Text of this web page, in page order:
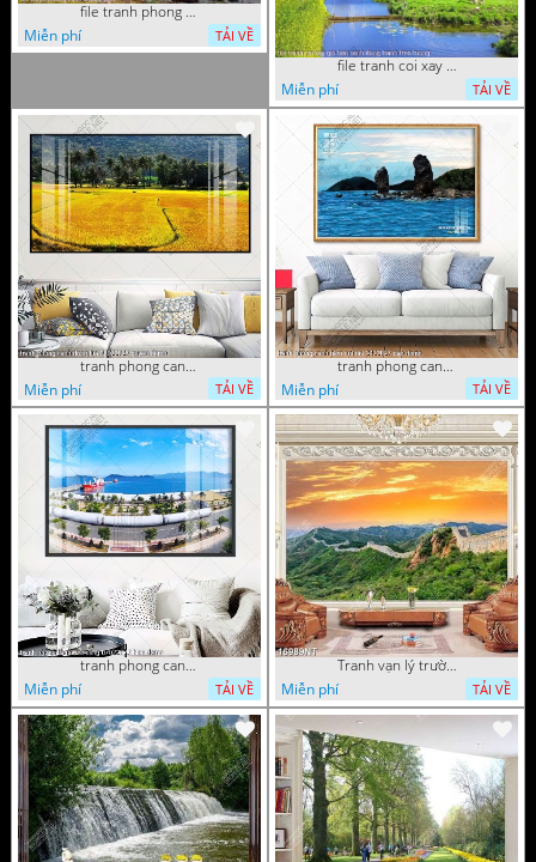
file tranh phong canh 8 5 22 tien
Miễn phí
TẢI VỀ
file tranh coi xay gio ben canh dong tranh treo tuong
Miễn phí
TẢI VỀ
tranh phong canh dong lua 07022023 quyen
Miễn phí
TẢI VỀ
tranh phong canh bien nui doi 2422023 dao
Miễn phí
TẢI VỀ
tranh phong canh ben cang 07022023 hieu
Miễn phí
TẢI VỀ
Tranh vạn lý trường thành 16989NT
Miễn phí
TẢI VỀ